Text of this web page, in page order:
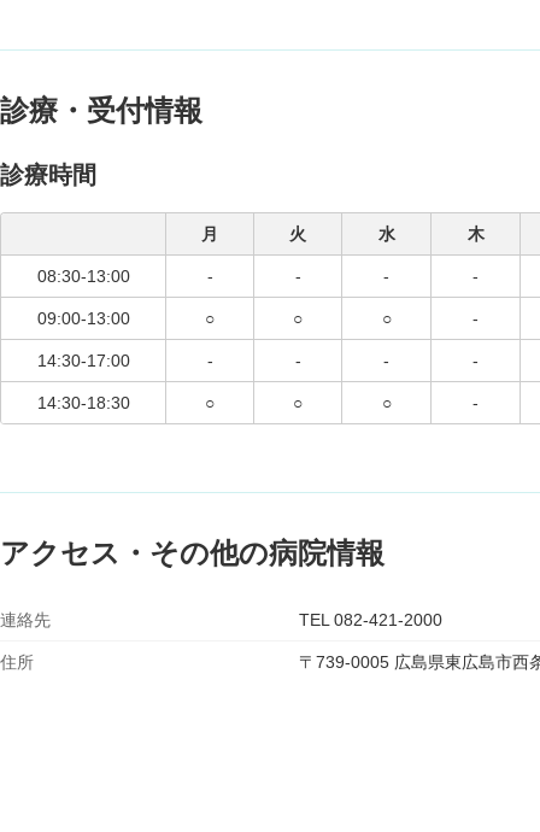
診療・受付情報
診療時間
月 火 水 木
08:30-13:00 - - - -
09:00-13:00 ○ ○ ○ -
14:30-17:00 - - - -
14:30-18:30 ○ ○ ○ -
アクセス・その他の病院情報
連絡先 TEL 082-421-2000
住所 〒739-0005 広島県東広島市西